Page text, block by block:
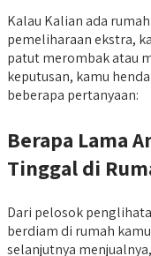
Kalau Kalian ada
pemeliharaan ekstra,
patut merombak atau
keputusan, kamu
beberapa pertanyaan:
Berapa Lama
Tinggal di
Dari pelosok
berdiam di rumah
selanjutnya